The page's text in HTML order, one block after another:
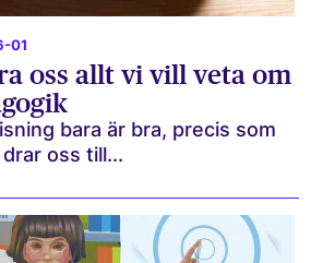
01
oss allt vi vill veta om
bara är bra, precis som
oss till...